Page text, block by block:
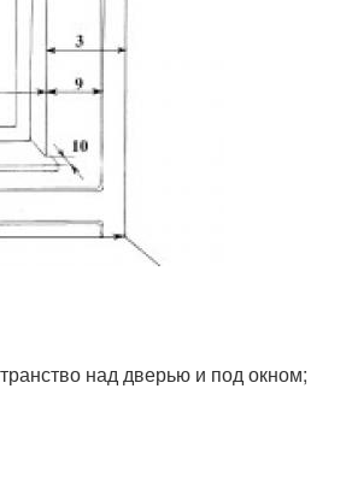
над дверью и под окном;